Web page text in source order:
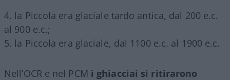
4. la Piccola era glaciale tardo antica, dal 200 e.c.
al 900 e.c.;
5. la Piccola era glaciale, dal 1100 e.c. al 1900 e.c.
Nell’OCR e nel PCM i ghiacciai si ritirarono